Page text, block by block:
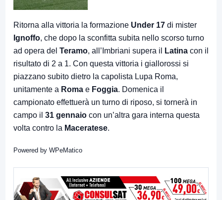
Ritorna alla vittoria la formazione Under 17 di mister
Ignoffo, che dopo la sconfitta subita nello scorso turno
ad opera del Teramo, all’Imbriani supera il Latina con il
risultato di 2 a 1. Con questa vittoria i giallorossi si
piazzano subito dietro la capolista Lupa Roma,
unitamente a Roma e Foggia. Domenica il
campionato effettuerà un turno di riposo, si tornerà in
campo il 31 gennaio con un’altra gara interna questa
volta contro la Maceratese.
Powered by WPeMatico